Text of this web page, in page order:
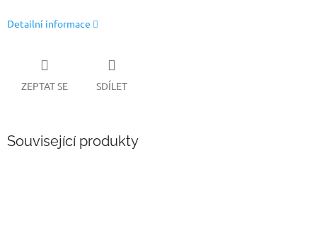
Detailní informace
ZEPTAT SE SDÍLET
Související produkty